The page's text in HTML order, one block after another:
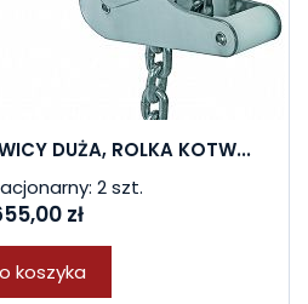
DUŻA, ROLKA KOTW...
2 szt.
zł
koszyka